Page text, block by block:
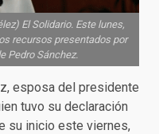
El Solidario. Este lunes,
recursos presentados por
Pedro Sánchez.
esposa del presidente
tuvo su declaración
su inicio este viernes,